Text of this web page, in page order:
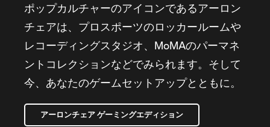
ポップカルチャーのアイコンであるアーロン
チェアは、プロスポーツのロッカールームや
レコーディングスタジオ、MoMAのパーマネ
ントコレクションなどでみられます。そして
今、あなたのゲームセットアップとともに。
アーロンチェア ゲーミングエディション